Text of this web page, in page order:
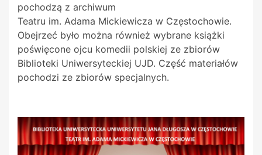
pochodzą z archiwum
Teatru im. Adama Mickiewicza w Częstochowie.
Obejrzeć było można również wybrane książki
poświęcone ojcu komedii polskiej ze zbiorów
Biblioteki Uniwersyteckiej UJD. Część materiałów
pochodzi ze zbiorów specjalnych.